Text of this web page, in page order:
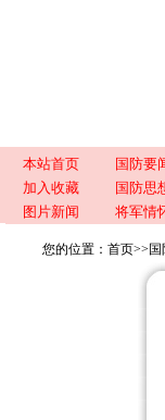
本站首页 国防要
加入收藏
国防思
图片新闻
将军情
您的位置： 首页>>